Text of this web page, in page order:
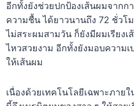
อีกทั้งยังช่วยปกป้องเส้นผมจากก
ความชื้น ได้ยาวนานถึง 72 ชั่วโ
ไม่สระผมสามวัน ก็ยังมีผมเรียงเ
ไหวสวยงาม อีกทั้งยังมอบความ
ให้เส้นผม
เนื่องด้วยเทคโนโลยีเฉพาะภาย